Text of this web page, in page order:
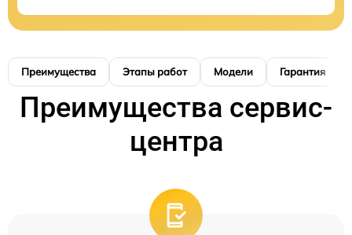
Преимущества Этапы работ Модели Гарантия
Преимущества сервис-
центра